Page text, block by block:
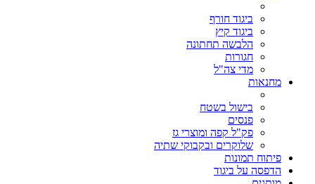
ביגוד חורף
ביגוד קיץ
הלבשה תחתונה
חגורות
מדי צה"ל
מחנאות
בישול בשטח
פנסים
פק"ל קפה ומוצרי גז
שלוקרים ובקבוקי שתיה
פיתוח תמונות
הדפסה על ביגוד